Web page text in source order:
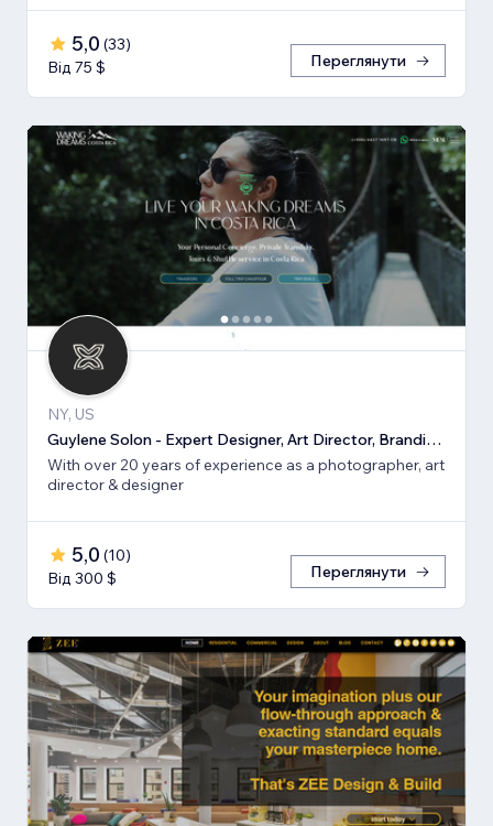
5,0 (33)
Від 75 $
Переглянути
NY, US
Guylene Solon - Expert Designer, Art Director, Branding, SEO
With over 20 years of experience as a photographer, art
director & designer
5,0 (10)
Від 300 $
Переглянути